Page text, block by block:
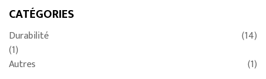
CATÉGORIES
Durabilité
(14)
(1)
Autres
(1)